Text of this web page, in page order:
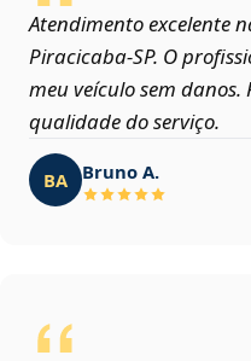
Atendimento excelente
Piracicaba‑SP. O
meu veículo sem
qualidade do serviço.
BA Bruno A.